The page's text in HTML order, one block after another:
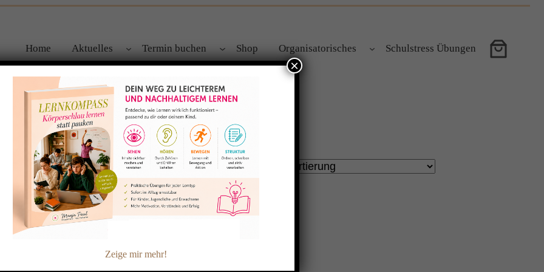
Home Aktuelles Termin buchen Shop Organisatorisches Schulstress Übungen
Zeige mir mehr!
×